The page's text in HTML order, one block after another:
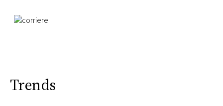
Trends